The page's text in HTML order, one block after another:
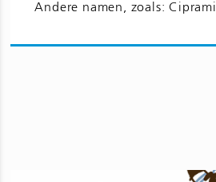
Andere namen, zoals: Cipramil